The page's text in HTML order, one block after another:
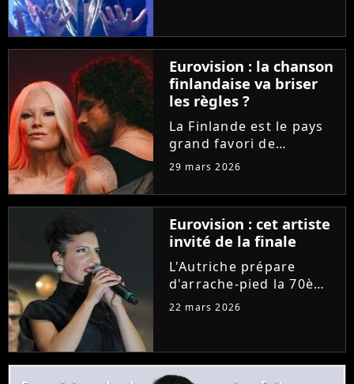
"C à vous", la
représentante de la
France a délivré la toute
première
interprétation...
Eurovision : la chanson
finlandaise va briser
les règles ?
La Finlande est le pays
grand favori de
l'Eurovision 2026. Et
la scène de Vienne, les
deux artistes nordiques
pourraient outrepasser
une règle bien
spécifique...
29 mars 2026
Eurovision : cet artiste
invité de la finale
L'Autriche prépare
d'arrache-pied la 70ème
édition de l'Eurovision.
des festivités et des
invités pour la grande
22 mars 2026